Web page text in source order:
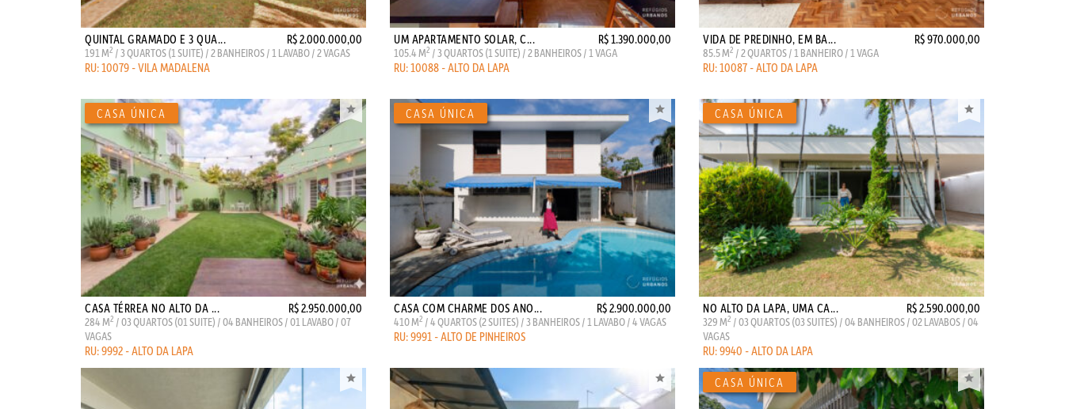
QUINTAL GRAMADO E 3 QUA... R$ 2.000.000,00
191 M2 / 3 QUARTOS (1 SUITE) / 2 BANHEIROS / 1 LAVABO / 2 VAGAS
RU: 10079 - VILA MADALENA
UM APARTAMENTO SOLAR, C... R$ 1.390.000,00
105.4 M2 / 3 QUARTOS (1 SUITE) / 2 BANHEIROS / 1 VAGA
RU: 10088 - ALTO DA LAPA
VIDA DE PREDINHO, EM BA... R$ 970.000,00
85.5 M2 / 2 QUARTOS / 1 BANHEIRO / 1 VAGA
RU: 10087 - ALTO DA LAPA
CASA TÉRREA NO ALTO DA ... R$ 2.950.000,00
284 M2 / 03 QUARTOS (01 SUITE) / 04 BANHEIROS / 01 LAVABO / 07
VAGAS
RU: 9992 - ALTO DA LAPA
CASA COM CHARME DOS ANO... R$ 2.900.000,00
410 M2 / 4 QUARTOS (2 SUITES) / 3 BANHEIROS / 1 LAVABO / 4 VAGAS
RU: 9991 - ALTO DE PINHEIROS
NO ALTO DA LAPA, UMA CA... R$ 2.590.000,00
329 M2 / 03 QUARTOS (03 SUITES) / 04 BANHEIROS / 02 LAVABOS / 04
VAGAS
RU: 9940 - ALTO DA LAPA